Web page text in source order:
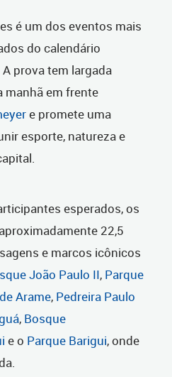
é um dos eventos mais
do calendário
prova tem largada
manhã em frente
e promete uma
esporte, natureza e
esperados, os
22,5
e marcos icônicos
João Paulo II, Parque
Arame, Pedreira Paulo
, Bosque
e o Parque Barigui, onde